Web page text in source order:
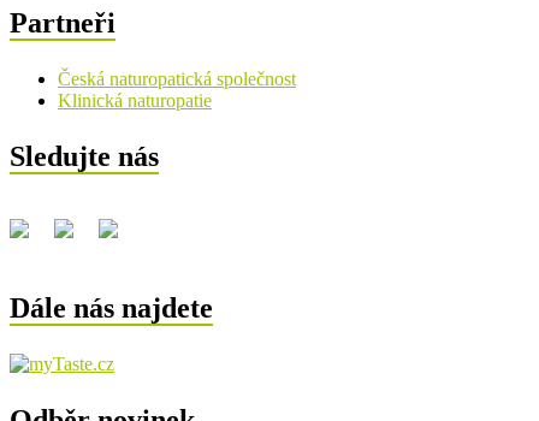
Partneři
Česká naturopatická společnost
Klinická naturopatie
Sledujte nás
Dále nás najdete